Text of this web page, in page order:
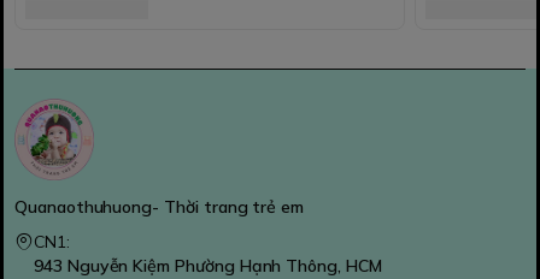
Quanaothuhuong- Thời trang trẻ em
CN1:
943 Nguyễn Kiệm Phường Hạnh Thông, HCM